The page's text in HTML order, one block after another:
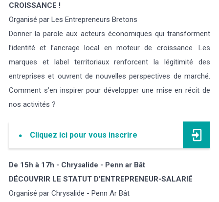
CROISSANCE !
Organisé par Les Entrepreneurs Bretons
Donner la parole aux acteurs économiques qui transforment
l’identité et l’ancrage local en moteur de croissance. Les
marques et label territoriaux renforcent la légitimité des
entreprises et ouvrent de nouvelles perspectives de marché.
Comment s’en inspirer pour développer une mise en récit de
nos activités ?
Cliquez ici pour vous inscrire
De 15h à 17h - Chrysalide - Penn ar Bât
DÉCOUVRIR LE STATUT D’ENTREPRENEUR-SALARIÉ
Organisé par Chrysalide - Penn Ar Bât